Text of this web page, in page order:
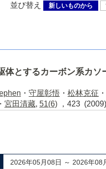
び替え 新しいものから
体とするカーボン系カソ
・ 守屋彰悟 ・ 松林克征 ・
・ 宮田清藏, 51(6) ，423
2026年05月08日 ～ 2026年08